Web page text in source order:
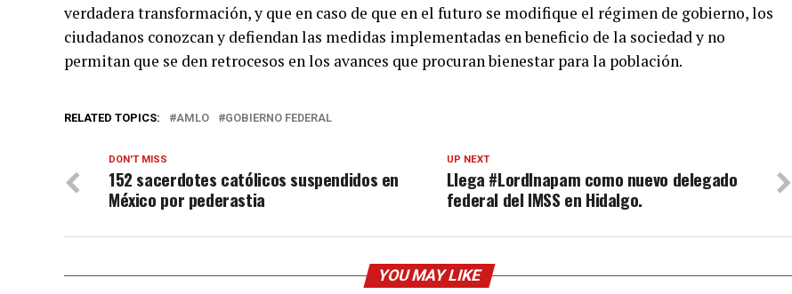
verdadera transformación, y que en caso de que en el futuro se modifique el régimen de gobierno, los
ciudadanos conozcan y defiendan las medidas implementadas en beneficio de la sociedad y no
permitan que se den retrocesos en los avances que procuran bienestar para la población.
RELATED TOPICS: AMLO GOBIERNO FEDERAL
UP NEXT
Llega #LordInapam como nuevo delegado
federal del IMSS en Hidalgo.
DON'T MISS
152 sacerdotes católicos suspendidos en
México por pederastia
YOU MAY LIKE